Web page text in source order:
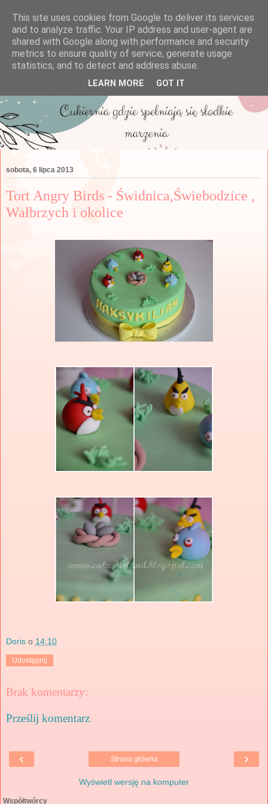
sobota, 6 lipca 2013
Tort Angry Birds - Świdnica,Świebodzice ,
Wałbrzych i okolice
Doris o 14:10
Udostępnij
Brak komentarzy:
Prześlij komentarz
‹ ›
Strona główna
Wyświetl wersję na komputer
Współtwórcy
This site uses cookies from Google to deliver its services
and to analyze traffic. Your IP address and user-agent are
shared with Google along with performance and security
metrics to ensure quality of service, generate usage
statistics, and to detect and address abuse.
LEARN MORE GOT IT